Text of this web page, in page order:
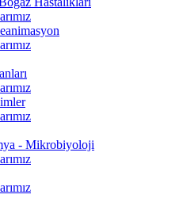
- Mikrobiyoloji